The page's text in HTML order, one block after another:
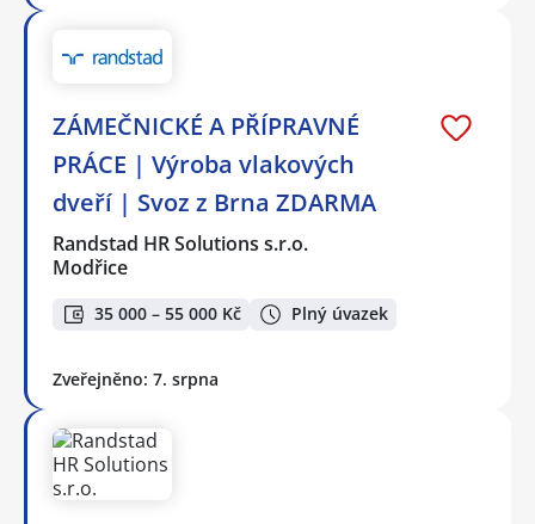
ZÁMEČNICKÉ A PŘÍPRAVNÉ
PRÁCE | Výroba vlakových
dveří | Svoz z Brna ZDARMA
Randstad HR Solutions s.r.o.
Modřice
35 000 – 55 000 Kč Plný úvazek
Zveřejněno: 7. srpna